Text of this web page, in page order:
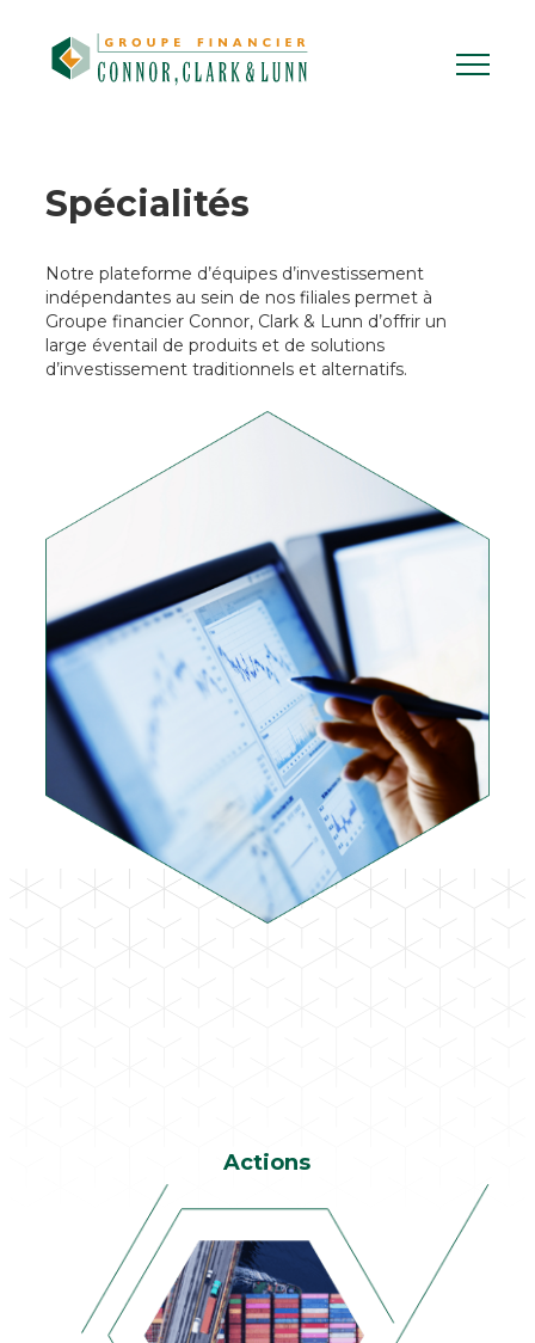
content
Spécialités
Notre plateforme d’équipes d’investissement
indépendantes au sein de nos filiales permet à
Groupe financier Connor, Clark & Lunn d’offrir un
large éventail de produits et de solutions
d’investissement traditionnels et alternatifs.
Actions